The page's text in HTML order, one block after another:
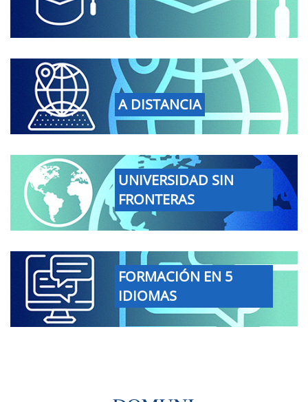
A DISTANCIA
UNIVERSIDAD SIN
FRONTERAS
FORMACIÓN EN 5
IDIOMAS